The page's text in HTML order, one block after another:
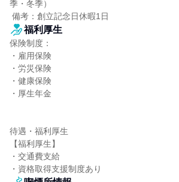
季・冬季）
備考：創立記念日休暇1日
福利厚生
保険制度：
・雇用保険
・労災保険
・健康保険
・厚生年金
待遇・福利厚生
【福利厚生】
・交通費支給
・資格取得支援制度あり